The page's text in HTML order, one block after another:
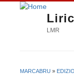
LMR
MARCABRU »